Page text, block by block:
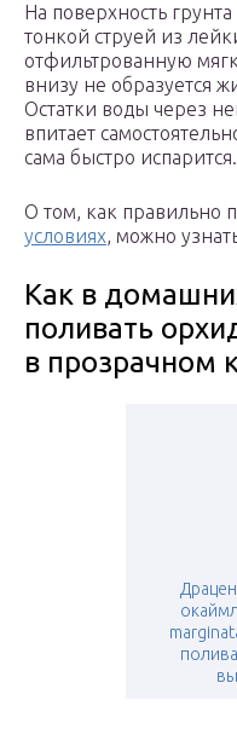
На поверхность
тонкой струей из
отфильтрованную
внизу не образуется
Остатки воды через
впитает
сама быстро испарится.
О том, как правильно
условиях, можно
Как в
поливать
в прозрачном